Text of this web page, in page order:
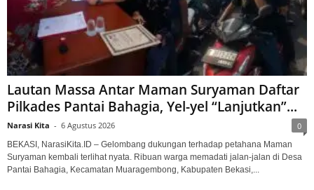
Lautan Massa Antar Maman Suryaman Daftar
Pilkades Pantai Bahagia, Yel-yel “Lanjutkan”...
Narasi Kita - 6 Agustus 2026 0
BEKASI, NarasiKita.ID – Gelombang dukungan terhadap petahana Maman
Suryaman kembali terlihat nyata. Ribuan warga memadati jalan-jalan di Desa
Pantai Bahagia, Kecamatan Muaragembong, Kabupaten Bekasi,...